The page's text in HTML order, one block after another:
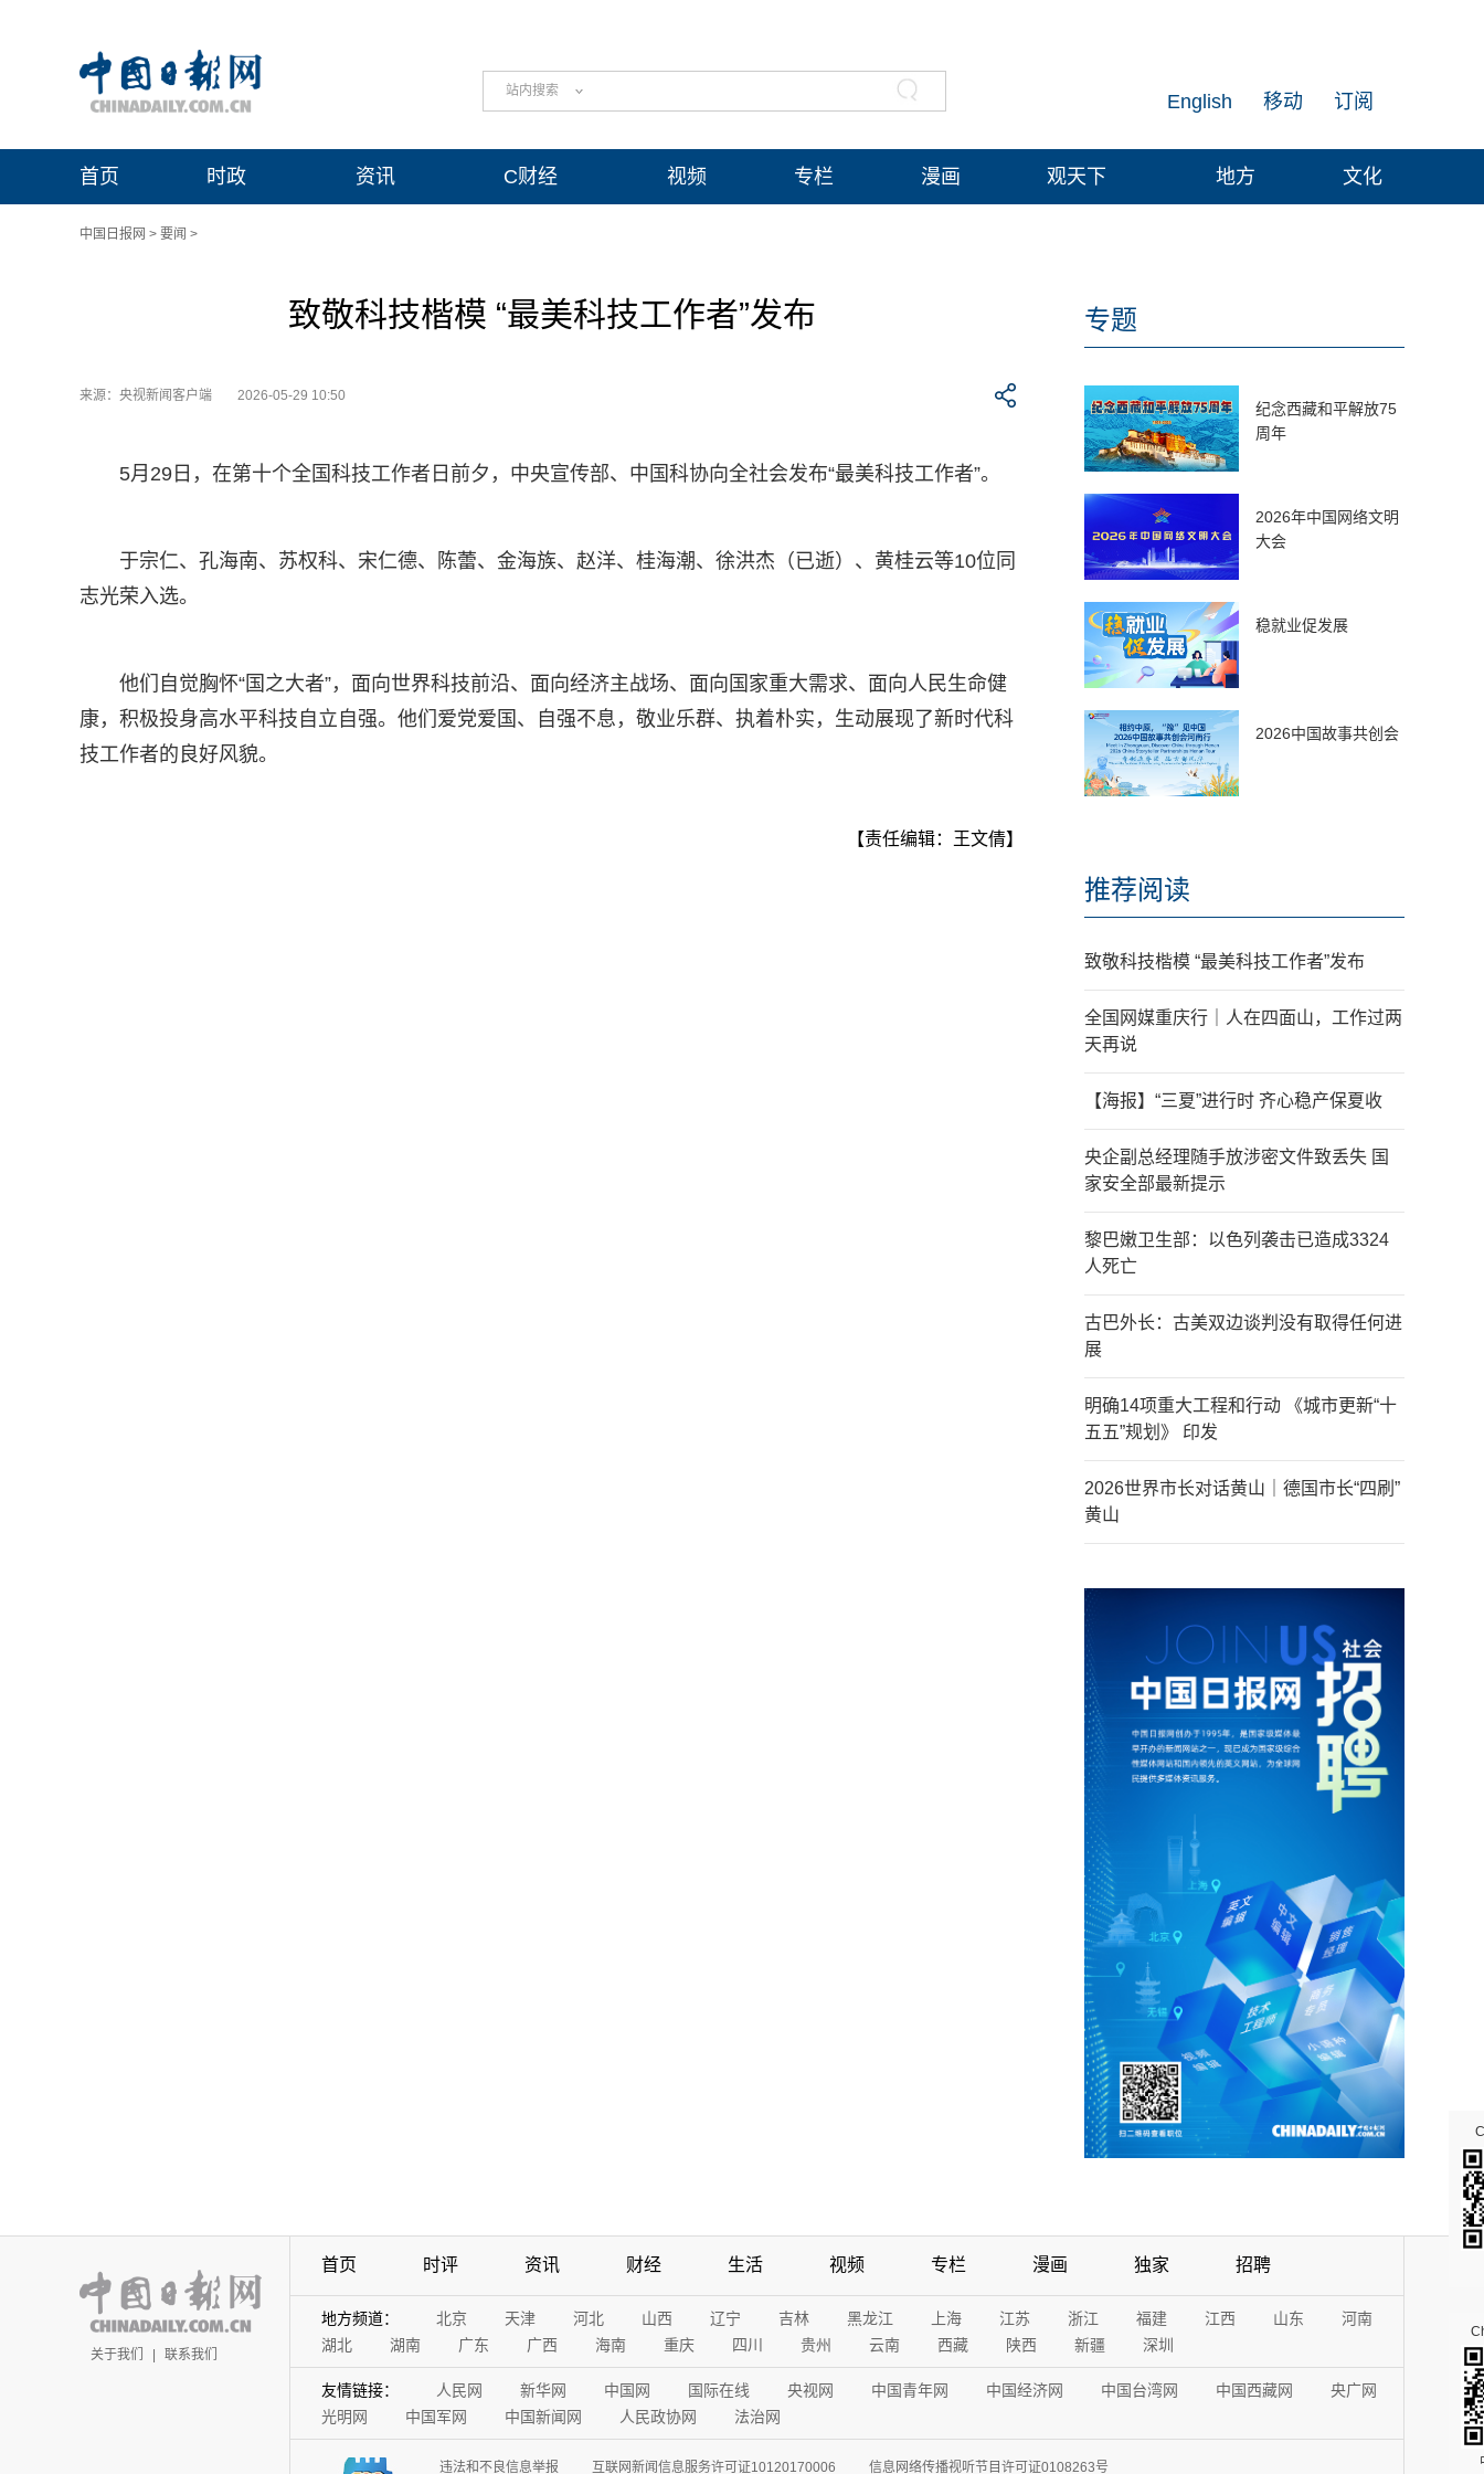
站内搜索 订阅
移动
English
首页 时政 资讯 C财经 视频 专栏 漫画 观天下 地方 文化
中国日报网 > 要闻 >
致敬科技楷模 “最美科技工作者”发布
来源：央视新闻客户端 2026-05-29 10:50
5月29日，在第十个全国科技工作者日前夕，中央宣传部、中国科协向全社会发布“最美科技工作者”。
于宗仁、孔海南、苏权科、宋仁德、陈蕾、金海族、赵洋、桂海潮、徐洪杰（已逝）、黄桂云等10位同
志光荣入选。
他们自觉胸怀“国之大者”，面向世界科技前沿、面向经济主战场、面向国家重大需求、面向人民生命健
康，积极投身高水平科技自立自强。他们爱党爱国、自强不息，敬业乐群、执着朴实，生动展现了新时代科
技工作者的良好风貌。
【责任编辑：王文倩】
专题
纪念西藏和平解放75
周年
2026年中国网络文明
大会
稳就业促发展
2026中国故事共创会
推荐阅读
致敬科技楷模 “最美科技工作者”发布
全国网媒重庆行｜人在四面山，工作过两
天再说
【海报】“三夏”进行时 齐心稳产保夏收
央企副总经理随手放涉密文件致丢失 国
家安全部最新提示
黎巴嫩卫生部：以色列袭击已造成3324
人死亡
古巴外长：古美双边谈判没有取得任何进
展
明确14项重大工程和行动 《城市更新“十
五五”规划》 印发
2026世界市长对话黄山｜德国市长“四刷”
黄山
关于我们 | 联系我们
首页 时评 资讯 财经 生活 视频 专栏 漫画 独家 招聘
地方频道： 北京 天津 河北 山西 辽宁 吉林 黑龙江 上海 江苏 浙江 福建 江西 山东
河南
湖北
湖南 广东 广西 海南 重庆 四川 贵州 云南 西藏 陕西 新疆 深圳
友情链接： 人民网 新华网 中国网 国际在线 央视网 中国青年网 中国经济网 中国台湾网 中国西藏网
央广网
光明网
中国军网 中国新闻网 人民政协网 法治网
违法和不良信息举报 互联网新闻信息服务许可证10120170006 信息网络传播视听节目许可证0108263号